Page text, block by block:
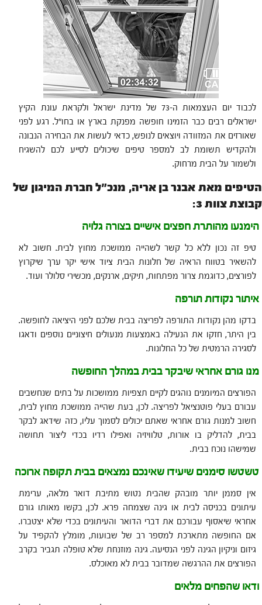
לכבוד יום העצמאות ה-73 של מדינת ישראל ולקראת עונת הקיץ
ישראלים רבים כבר הזמינו חופשה מפנקת בארץ או בחו"ל. רגע לפני
שאורזים את המזוודה ויוצאים לנופש, כדאי לעשות את הבחירה הנבונה
ולהקדיש תשומת לב למספר טיפים שיכולים לסייע לכם להשגיח
ולשמור על הבית מרחוק.
הטיפים מאת אבנר בן אריה, מנכ"ל חברת המיגון של
קבוצת צוות 3:
הימנעו מהותרת חפצים אישיים בצורה גלויה
טיפ זה נכון ללא כל קשר לשהייה ממושכת מחוץ לבית. חשוב לא
להשאיר בטווח הראיה של חלונות הבית ציוד אישי יקר ערך שיקרוץ
לפורצים, כדוגמת צרור מפתחות, תיקים, ארנקים, מכשירי סלולר ועוד.
איתור נקודות תורפה
בדקו מהן נקודות התורפה לפריצה בבית שלכם לפני היציאה לחופשה.
בין היתר, חזקו את הנעילה באמצעות מנעולים חיצוניים נוספים ודאגו
לסגירה הרמטית של כל החלונות.
מנו גורם אחראי שיבקר בבית במהלך החופשה
הפורצים המיומנים נוהגים לקיים תצפיות ממושכות על בתים שנחשבים
עבורם בעלי פוטנציאל לפריצה. לכן, בעת שהייה ממושכת מחוץ לבית,
חשוב למנות גורם אחראי שאתם יכולים לסמוך עליו, כזה שידאג לבקר
בבית, להדליק בו אורות, טלוויזיה ואפילו רדיו בכדי ליצור תחושה
שמישהו נוכח בבית.
טשטשו סימנים שיעידו שאינכם נמצאים בבית תקופה ארוכה
אין סממן יותר מובהק שהבית נטוש מתיבת דואר מלאה, ערימת
עיתונים בכניסה לבית או גינה שצמחה פרא. לכן, בקשו מאותו גורם
אחראי שיאסוף עבורכם את דברי הדואר והעיתונים בכדי שלא יצטברו.
אם החופשה מתארכת למספר רב של שבועות, מומלץ להקפיד על
גיזום וניקיון הגינה לפני הנסיעה. גינה מוזנחת שלא טופלה תגביר בקרב
הפורצים את ההרגשה שמדובר בבית לא מאוכלס.
ודאו שהפחים מלאים